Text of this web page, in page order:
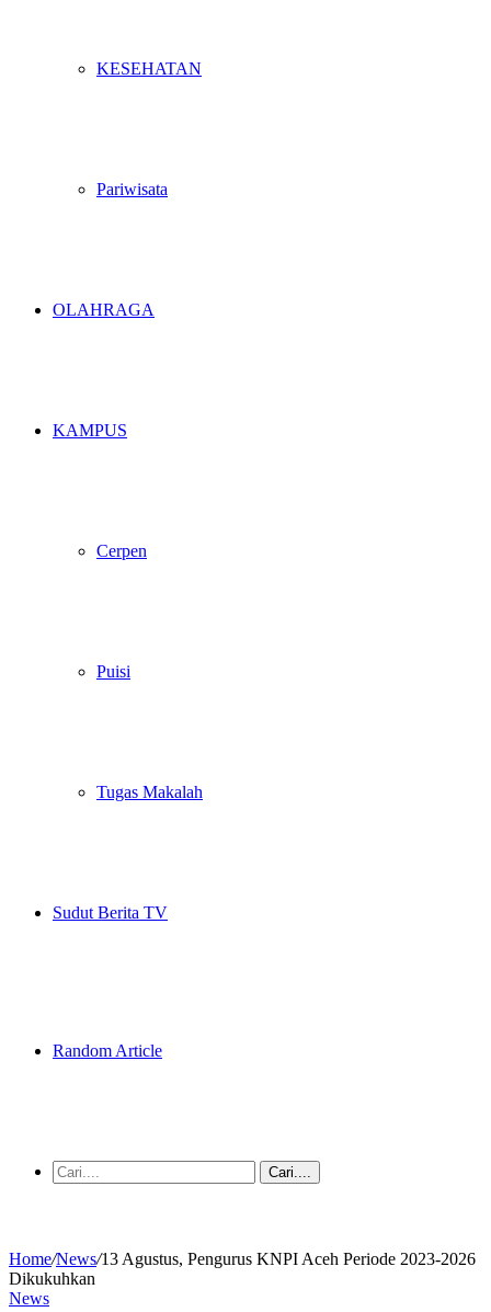
KESEHATAN
Pariwisata
OLAHRAGA
KAMPUS
Cerpen
Puisi
Tugas Makalah
Sudut Berita TV
Random Article
Cari....
Home/News/13 Agustus, Pengurus KNPI Aceh Periode 2023-2026
Dikukuhkan
News